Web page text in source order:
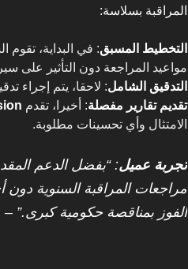
المراقبة بسلاسة:
التخطيط المسبق: في البداية، تقوم
مواعيد المراجعة دون التأثير على
التدقيق الشامل: لاحقا، يتم إجراء
تقديم تقارير مفصلة: أخيرا، تقدم
الامتثال وأي تحسينات مطلوبة.
تجربة عميل
مراجعات المراقبة السنوية
الفوز بمناقصة حكومية كبرى.”